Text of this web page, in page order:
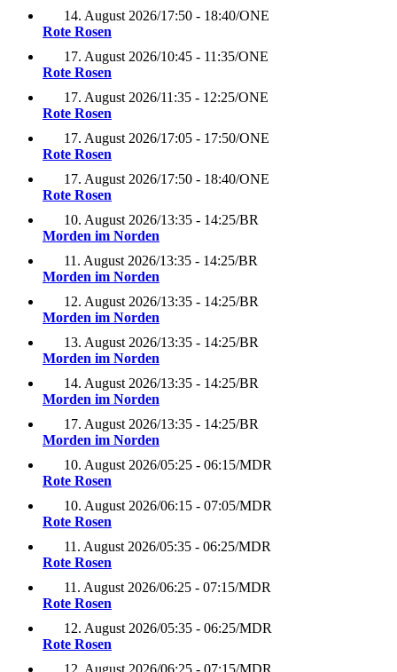
14. August 2026/17:50 - 18:40/ONE
Rote Rosen
17. August 2026/10:45 - 11:35/ONE
Rote Rosen
17. August 2026/11:35 - 12:25/ONE
Rote Rosen
17. August 2026/17:05 - 17:50/ONE
Rote Rosen
17. August 2026/17:50 - 18:40/ONE
Rote Rosen
10. August 2026/13:35 - 14:25/BR
Morden im Norden
11. August 2026/13:35 - 14:25/BR
Morden im Norden
12. August 2026/13:35 - 14:25/BR
Morden im Norden
13. August 2026/13:35 - 14:25/BR
Morden im Norden
14. August 2026/13:35 - 14:25/BR
Morden im Norden
17. August 2026/13:35 - 14:25/BR
Morden im Norden
10. August 2026/05:25 - 06:15/MDR
Rote Rosen
10. August 2026/06:15 - 07:05/MDR
Rote Rosen
11. August 2026/05:35 - 06:25/MDR
Rote Rosen
11. August 2026/06:25 - 07:15/MDR
Rote Rosen
12. August 2026/05:35 - 06:25/MDR
Rote Rosen